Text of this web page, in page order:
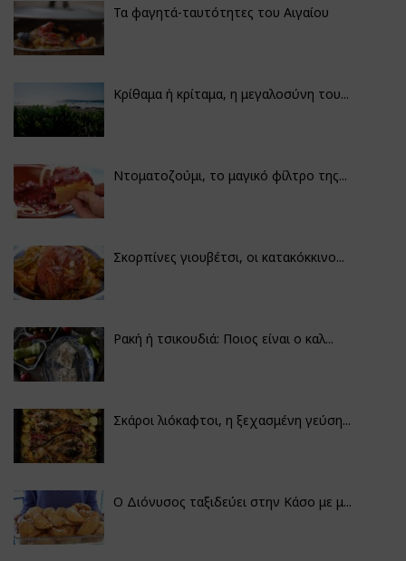
Τα φαγητά-ταυτότητες του Αιγαίου
Κρίθαμα ή κρίταμα, η μεγαλοσύνη του...
Ντοματοζούμι, το μαγικό φίλτρο της...
Σκορπίνες γιουβέτσι, οι κατακόκκινο...
Ρακή ή τσικουδιά: Ποιος είναι ο καλ...
Σκάροι λιόκαφτοι, η ξεχασμένη γεύση...
Ο Διόνυσος ταξιδεύει στην Κάσο με μ...